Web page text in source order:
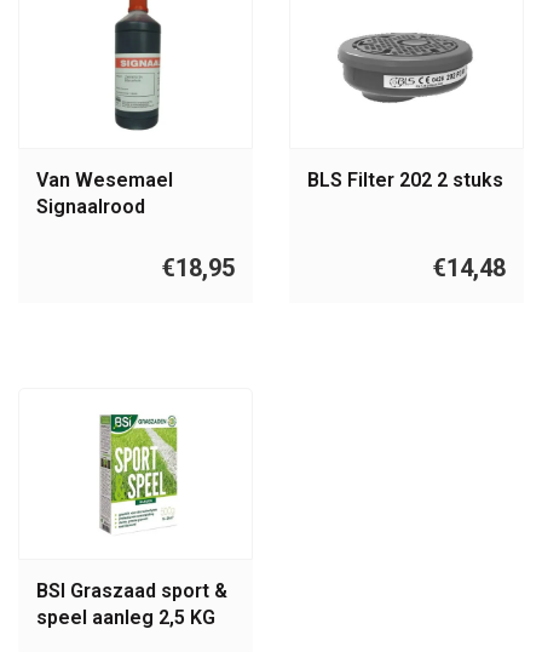
Van Wesemael
Signaalrood
€18,95
BLS Filter 202 2 stuks
€14,48
BSI Graszaad sport &
speel aanleg 2,5 KG